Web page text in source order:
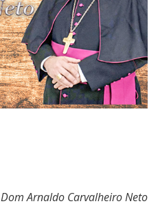
Dom Arnaldo Carvalheiro Neto